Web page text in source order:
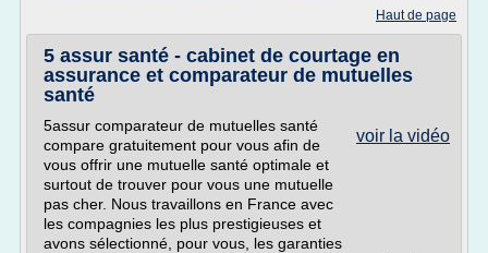
Haut de page
5 assur santé - cabinet de courtage en
assurance et comparateur de mutuelles
santé
voir la vidéo
5assur comparateur de mutuelles santé
compare gratuitement pour vous afin de
vous offrir une mutuelle santé optimale et
surtout de trouver pour vous une mutuelle
pas cher. Nous travaillons en France avec
les compagnies les plus prestigieuses et
avons sélectionné, pour vous, les garanties